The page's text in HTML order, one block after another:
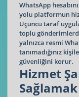
WhatsApp
yolu platformun
Üçüncü taraf
toplu
yalnızca resmi
tanımadığınız
güvenliğini korur.
Hizmet
Sağlamak